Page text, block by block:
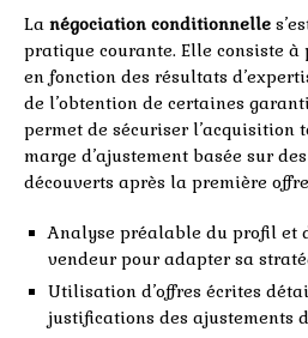
La négociation conditionnelle
pratique courante. Elle consiste
en fonction des résultats
de l’obtention de certaines
permet de sécuriser l’acquisition
marge d’ajustement basée sur
découverts après la première
Analyse préalable du profil et
vendeur pour adapter sa
Utilisation d’offres écrites
justifications des ajustements